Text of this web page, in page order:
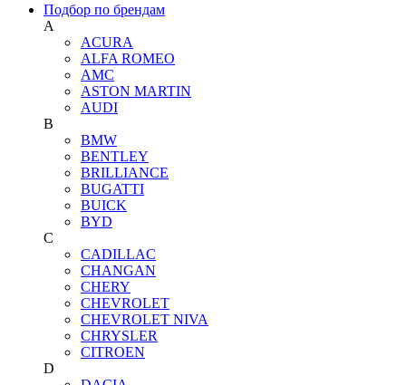
Подбор по брендам
A
ACURA
ALFA ROMEO
AMC
ASTON MARTIN
AUDI
B
BMW
BENTLEY
BRILLIANCE
BUGATTI
BUICK
BYD
C
CADILLAC
CHANGAN
CHERY
CHEVROLET
CHEVROLET NIVA
CHRYSLER
CITROEN
D